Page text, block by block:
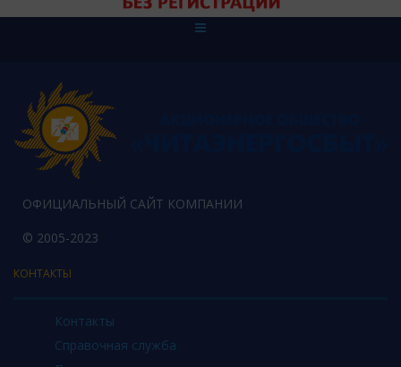
ОФИЦИАЛЬНЫЙ САЙТ КОМПАНИИ
© 2005-2023
КОНТАКТЫ
Контакты
Справочная служба